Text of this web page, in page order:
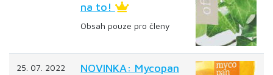
na to!
Obsah pouze pro členy
25. 07. 2022 NOVINKA: Mycopan